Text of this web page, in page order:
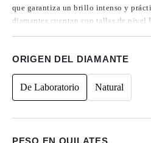
que garantiza un brillo intenso y
diamantes cuentan con tallas de nivel
excepcional, además de no presentar
ORIGEN DEL DIAMANTE
De Laboratorio Natural
PESO EN QUILATES